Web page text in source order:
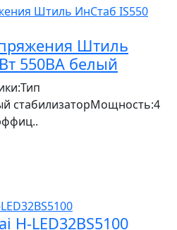
Штиль
550ВА белый
стабилизаторМощность:4
H-LED32BS5100